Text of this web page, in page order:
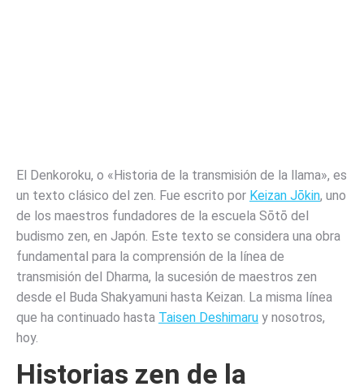
El Denkoroku, o «Historia de la transmisión de la llama», es
un texto clásico del zen. Fue escrito por Keizan Jōkin, uno
de los maestros fundadores de la escuela Sōtō del
budismo zen, en Japón. Este texto se considera una obra
fundamental para la comprensión de la línea de
transmisión del Dharma, la sucesión de maestros zen
desde el Buda Shakyamuni hasta Keizan. La misma línea
que ha continuado hasta Taisen Deshimaru y nosotros,
hoy.
Historias zen de la